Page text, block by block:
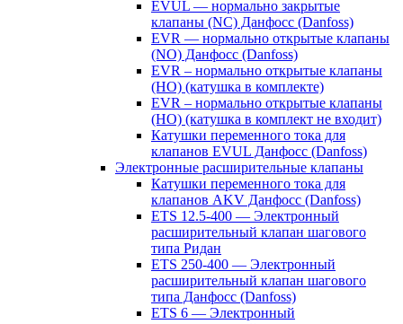
EVUL — нормально закрытые
клапаны (NC) Данфосс (Danfoss)
EVR — нормально открытые клапаны
(NO) Данфосс (Danfoss)
EVR – нормально открытые клапаны
(НО) (катушка в комплекте)
EVR – нормально открытые клапаны
(НО) (катушка в комплект не входит)
Катушки переменного тока для
клапанов EVUL Данфосс (Danfoss)
Электронные расширительные клапаны
Катушки переменного тока для
клапанов AKV Данфосс (Danfoss)
ETS 12.5-400 — Электронный
расширительный клапан шагового
типа Ридан
ETS 250-400 — Электронный
расширительный клапан шагового
типа Данфосс (Danfoss)
ETS 6 — Электронный